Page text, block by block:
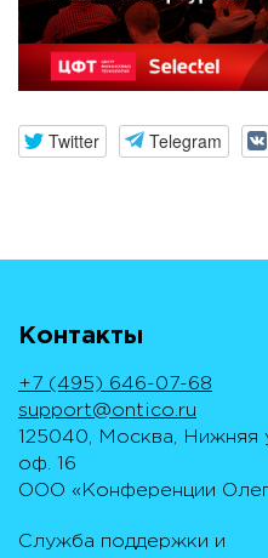
Twitter Telegram
Контакты
+7 (495) 646-07-68
support@ontico.ru
125040, Москва, Нижняя
оф. 16
ООО «Конференции
Служба поддержки и